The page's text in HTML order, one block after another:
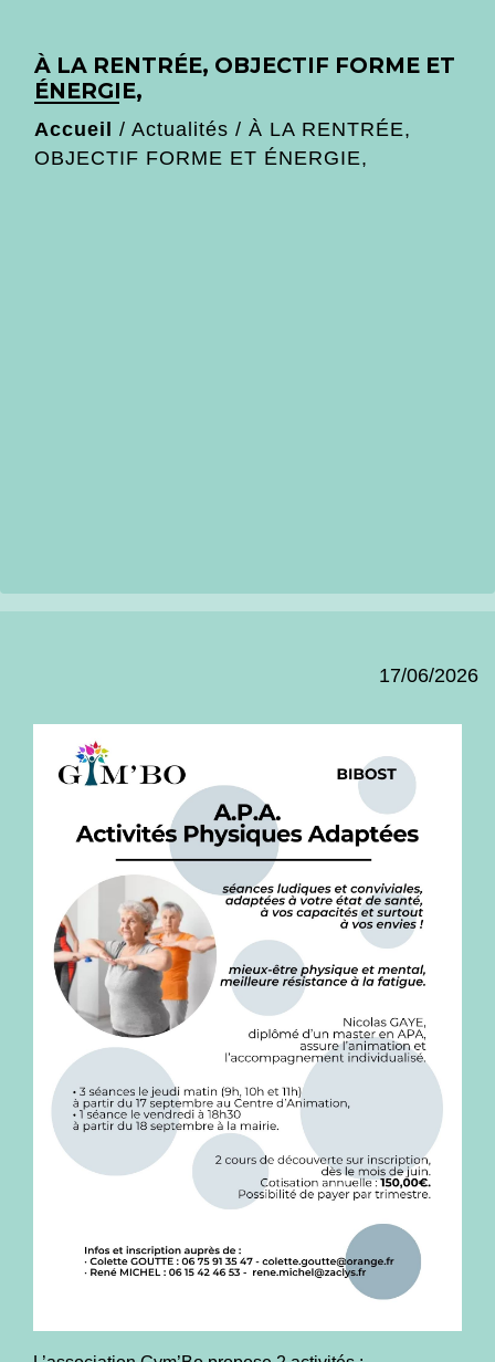
À LA RENTRÉE, OBJECTIF FORME ET
ÉNERGIE,
Accueil / Actualités / À LA RENTRÉE,
OBJECTIF FORME ET ÉNERGIE,
17/06/2026